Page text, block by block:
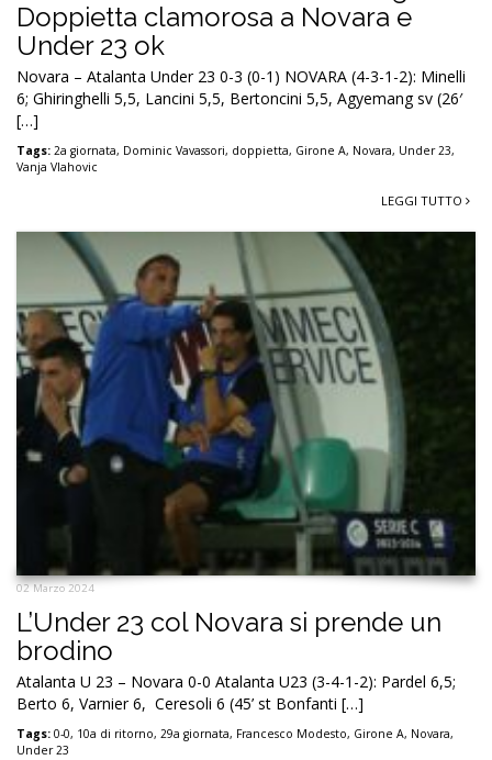
Doppietta clamorosa a Novara e
Under 23 ok
Novara – Atalanta Under 23 0-3 (0-1) NOVARA (4-3-1-2): Minelli
6; Ghiringhelli 5,5, Lancini 5,5, Bertoncini 5,5, Agyemang sv (26′
[…]
Tags: 2a giornata, Dominic Vavassori, doppietta, Girone A, Novara, Under 23,
Vanja Vlahovic
LEGGI TUTTO
02 Marzo 2024
L’Under 23 col Novara si prende un
brodino
Atalanta U 23 – Novara 0-0 Atalanta U23 (3-4-1-2): Pardel 6,5;
Berto 6, Varnier 6, Ceresoli 6 (45’ st Bonfanti […]
Tags: 0-0, 10a di ritorno, 29a giornata, Francesco Modesto, Girone A, Novara,
Under 23